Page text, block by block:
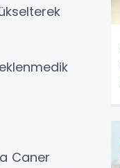
Caner